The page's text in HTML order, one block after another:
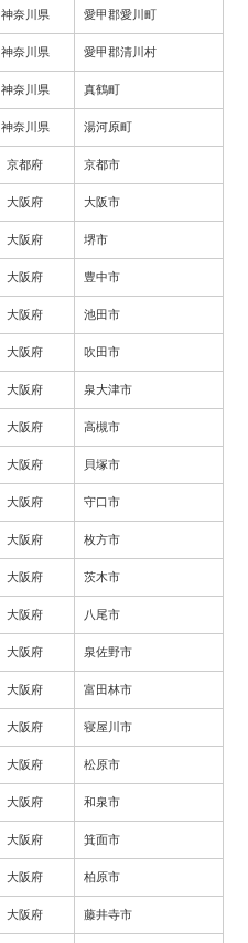
神奈川県 愛甲郡愛川町
神奈川県 愛甲郡清川村
神奈川県 真鶴町
神奈川県 湯河原町
京都府 京都市
大阪府 大阪市
大阪府 堺市
大阪府 豊中市
大阪府 池田市
大阪府 吹田市
大阪府 泉大津市
大阪府 高槻市
大阪府 貝塚市
大阪府 守口市
大阪府 枚方市
大阪府 茨木市
大阪府 八尾市
大阪府 泉佐野市
大阪府 富田林市
大阪府 寝屋川市
大阪府 松原市
大阪府 和泉市
大阪府 箕面市
大阪府 柏原市
大阪府 藤井寺市